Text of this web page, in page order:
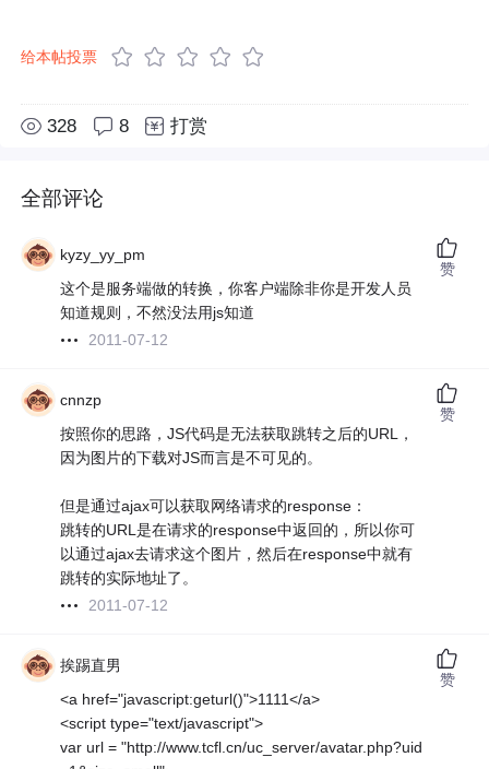
给本帖投票
328 8 打赏
全部评论
kyzy_yy_pm
这个是服务端做的转换，你客户端除非你是开发人员
知道规则，不然没法用js知道
2011-07-12
赞
cnnzp
按照你的思路，JS代码是无法获取跳转之后的URL，
因为图片的下载对JS而言是不可见的。
但是通过ajax可以获取网络请求的response：
跳转的URL是在请求的response中返回的，所以你可
以通过ajax去请求这个图片，然后在response中就有
跳转的实际地址了。
2011-07-12
赞
挨踢直男
<a href="javascript:geturl()">1111</a>
<script type="text/javascript">
var url = "http://www.tcfl.cn/uc_server/avatar.php?uid
赞